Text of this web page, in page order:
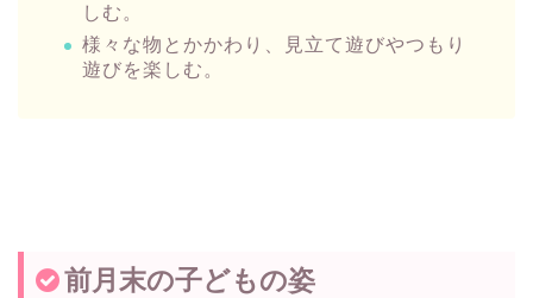
しむ。
様々な物とかかわり、見立て遊びやつもり
遊びを楽しむ。
前月末の子どもの姿